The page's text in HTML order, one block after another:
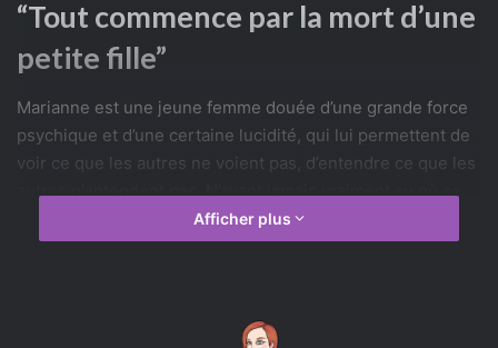
“Tout commence par la mort d’une
petite fille”
Marianne est une jeune femme douée d’une grande force
psychique et d’une certaine lucidité, qui lui permettent de
voir ce que les autres ne voient pas, d’entendre ce que les
situait sa place dans le monde, partagée entre celui des
vivants et celui des morts, Marianne est capable d’interagir
Afficher plus